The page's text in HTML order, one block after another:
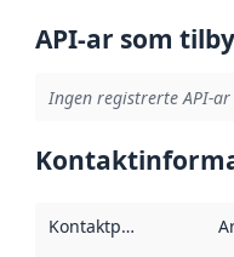
API-ar som
Ingen registrerte API-
Kontaktpunkt